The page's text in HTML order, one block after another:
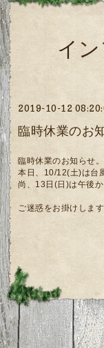
イ
2019-10-12
臨時休業のお
臨時休業のお知らせ。
本日、10/12(土)は台
尚、13日(日)は午後か
ご迷惑をお掛けしま